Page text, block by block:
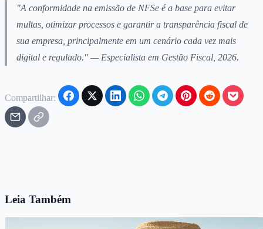
"A conformidade na emissão de NFSe é a base para evitar
multas, otimizar processos e garantir a transparência fiscal de
sua empresa, principalmente em um cenário cada vez mais
digital e regulado." — Especialista em Gestão Fiscal, 2026.
Compartilhar:
Leia Também